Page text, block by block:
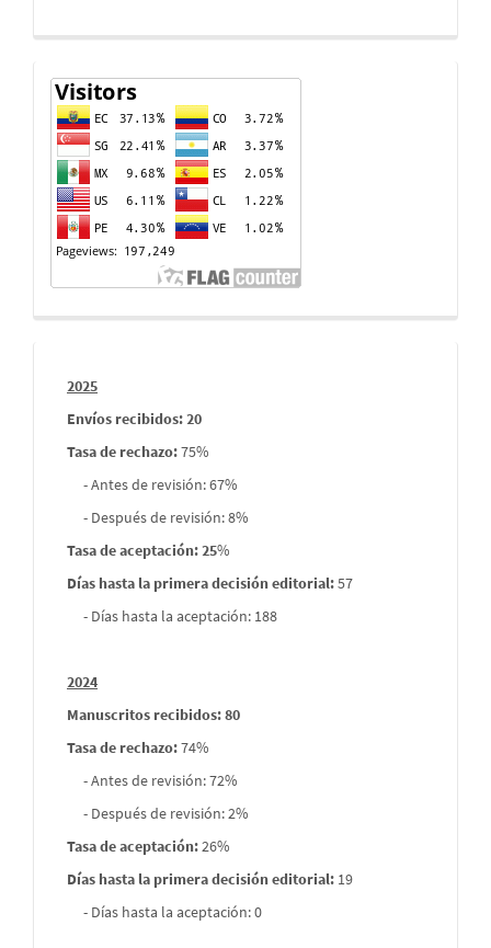
Contador
de
visitas
Informes
envios
2025
Envíos recibidos: 20
Tasa de rechazo:75%
- Antes de revisión: 67%
- Después de revisión: 8%
Tasa de aceptación: 25%
Días hasta la primera decisión editorial:57
- Días hasta la aceptación: 188
2024
Manuscritos recibidos: 80
Tasa de rechazo:74%
- Antes de revisión: 72%
- Después de revisión: 2%
Tasa de aceptación:26%
Días hasta la primera decisión editorial: 19
- Días hasta la aceptación: 0